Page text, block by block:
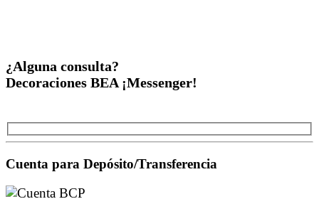
¿Alguna consulta?
Decoraciones BEA ¡Messenger!
Cuenta para Depósito/Transferencia